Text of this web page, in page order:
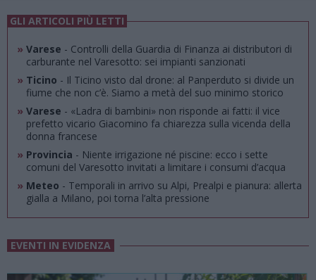
GLI ARTICOLI PIÙ LETTI
» Varese - Controlli della Guardia di Finanza ai distributori di
carburante nel Varesotto: sei impianti sanzionati
» Ticino - Il Ticino visto dal drone: al Panperduto si divide un
fiume che non c’è. Siamo a metà del suo minimo storico
» Varese - «Ladra di bambini» non risponde ai fatti: il vice
prefetto vicario Giacomino fa chiarezza sulla vicenda della
donna francese
» Provincia - Niente irrigazione né piscine: ecco i sette
comuni del Varesotto invitati a limitare i consumi d’acqua
» Meteo - Temporali in arrivo su Alpi, Prealpi e pianura: allerta
gialla a Milano, poi torna l’alta pressione
EVENTI IN EVIDENZA